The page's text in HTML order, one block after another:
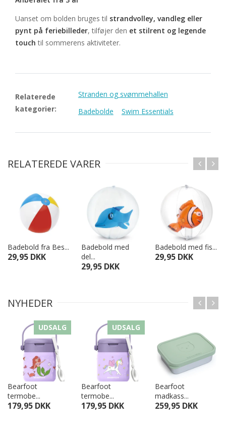
Uanset om bolden bruges til strandvolley, vandleg eller
pynt på feriebilleder, tilføjer den et stilrent og legende
touch til sommerens aktiviteter.
Relaterede
kategorier:
Stranden og svømmehallen
Badebolde
Swim Essentials
RELATEREDE VARER
Badebold fra Bes...
29,95 DKK
Badebold med
del...
29,95 DKK
Badebold med fis...
29,95 DKK
NYHEDER
UDSALG
Bearfoot
termobe...
179,95 DKK
UDSALG
Bearfoot
termobe...
179,95 DKK
Bearfoot
madkass...
259,95 DKK